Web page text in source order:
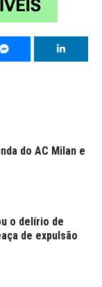
do AC Milan e
o delírio de
de expulsão